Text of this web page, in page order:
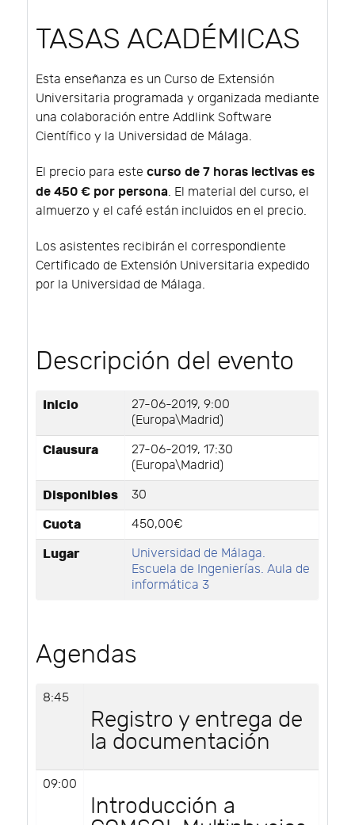
TASAS ACADÉMICAS
Esta enseñanza es un Curso de Extensión
Universitaria programada y organizada mediante
una colaboración entre Addlink Software
Científico y la Universidad de Málaga.
El precio para este curso de 7 horas lectivas es
de 450 € por persona. El material del curso, el
almuerzo y el café están incluidos en el precio.
Los asistentes recibirán el correspondiente
Certificado de Extensión Universitaria expedido
por la Universidad de Málaga.
Descripción del evento
Inicio
27-06-2019, 9:00
(Europa\Madrid)
Clausura
27-06-2019, 17:30
(Europa\Madrid)
Disponibles 30
Cuota 450,00€
Lugar
Universidad de Málaga.
Escuela de Ingenierías. Aula de
informática 3
Agendas
8:45
Registro y entrega de
la documentación
09:00
Introducción a